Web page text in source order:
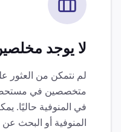
لا يوجد
لم نتمكن من العثور
متخصصين في
في المنوفية حاليًا.
المنوفية أو البحث